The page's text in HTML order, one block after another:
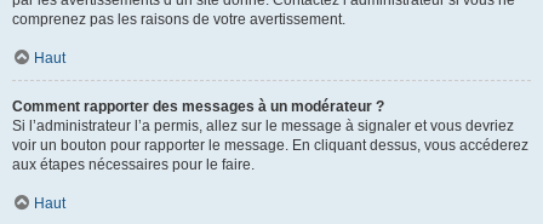
comprenez pas les raisons de votre avertissement.
Haut
Comment rapporter des messages à un modérateur ?
Si l’administrateur l’a permis, allez sur le message à signaler et vous devriez
voir un bouton pour rapporter le message. En cliquant dessus, vous accéderez
aux étapes nécessaires pour le faire.
Haut